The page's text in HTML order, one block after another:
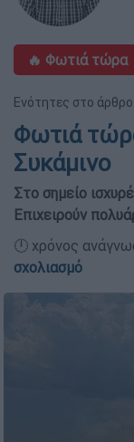
🔥 Φωτιά τώρα
Ενότητες στο άρθρο:
Φωτιά
Συκάμινο
Στο σημείο
Επιχειρούν
🕛 χρόνος
σχολιασμό